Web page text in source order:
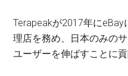
Terapeakが2017年に
理店を務め、日本のみの
ユーザーを伸ばすことに貢